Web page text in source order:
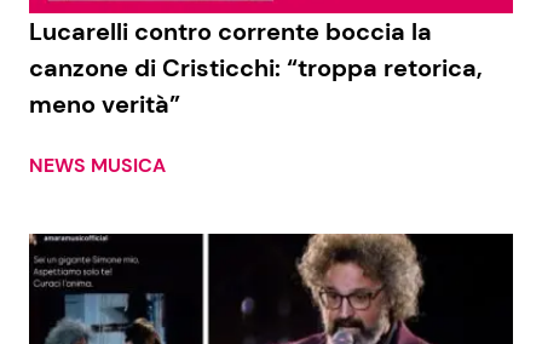
Lucarelli contro corrente boccia la
canzone di Cristicchi: “troppa retorica,
meno verità”
NEWS MUSICA